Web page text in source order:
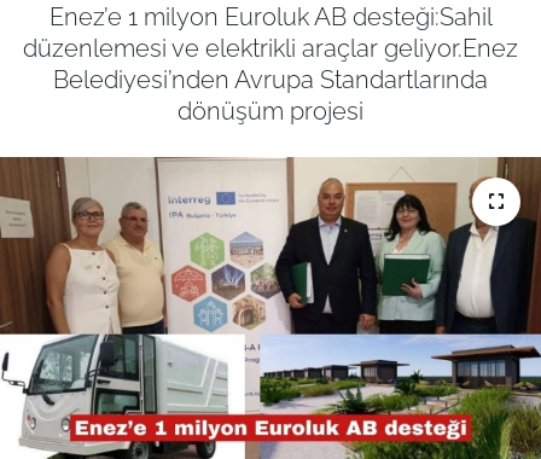
Enez’e 1 milyon Euroluk AB desteği:Sahil
düzenlemesi ve elektrikli araçlar geliyor.Enez
Belediyesi’nden Avrupa Standartlarında
dönüşüm projesi
GÜNDEM
SAĞLIK
EĞİTİM
TARIM VE HAYVANCILIK
KÜLTÜR SANAT
RESMİ İLAN